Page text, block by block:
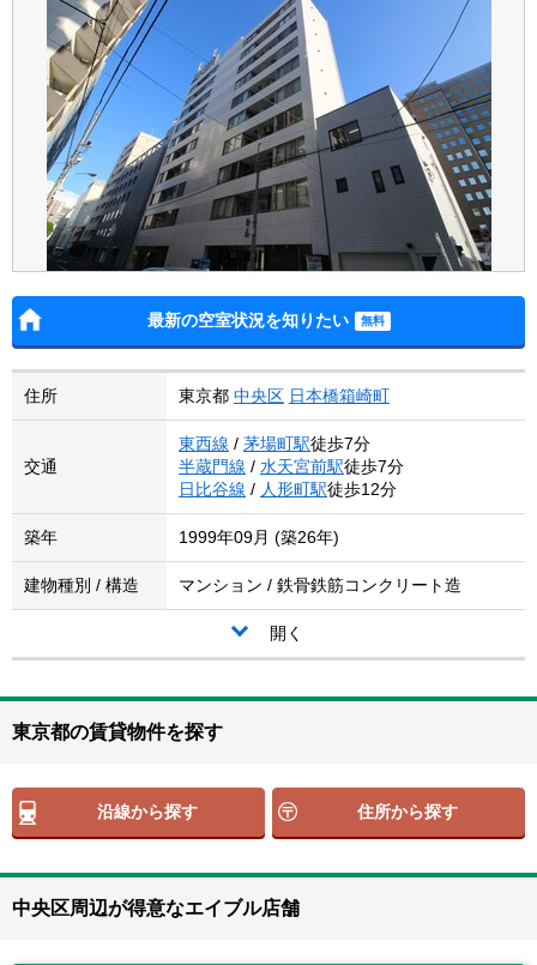
最新の空室状況を知りたい
住所 東京都 中央区 日本橋箱崎町
交通
東西線 / 茅場町駅徒歩7分
半蔵門線 / 水天宮前駅徒歩7分
日比谷線 / 人形町駅徒歩12分
築年 1999年09月 (築26年)
建物種別 / 構造 マンション / 鉄骨鉄筋コンクリート造
開く
東京都の賃貸物件を探す
沿線から探す 住所から探す
中央区周辺が得意なエイブル店舗